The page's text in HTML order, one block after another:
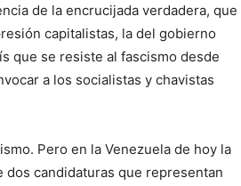
de la encrucijada verdadera, que
capitalistas, la del gobierno
que se resiste al fascismo desde
a los socialistas y chavistas
Pero en la Venezuela de hoy la
candidaturas que representan